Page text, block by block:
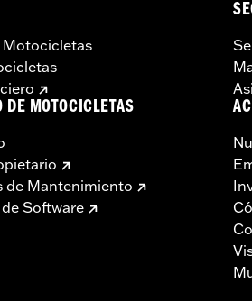
Motocicletas
DE MOTOCICLETAS
de Mantenimiento
Software